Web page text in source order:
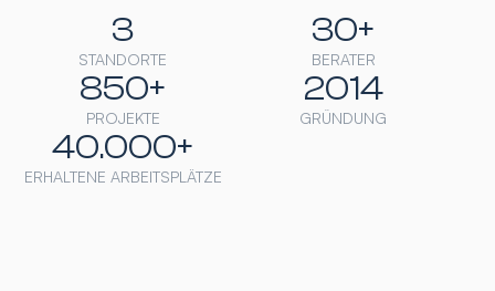
STANDORTE
3
BERATER
30+
PROJEKTE
850+
GRÜNDUNG
2014
ERHALTENE ARBEITSPLÄTZE
40.000+